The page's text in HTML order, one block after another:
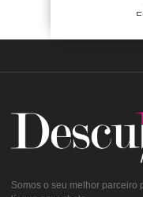
Somos o seu melhor parceiro